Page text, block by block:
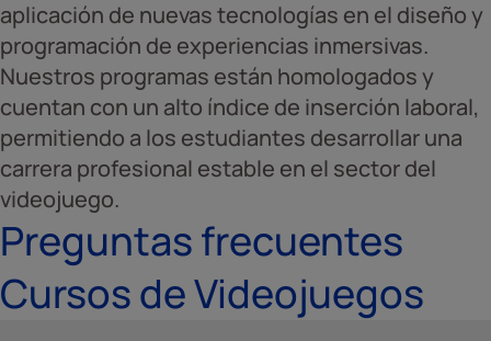
aplicación de nuevas tecnologías en el diseño y
programación de experiencias inmersivas.
Nuestros programas están homologados y
cuentan con un alto índice de inserción laboral,
permitiendo a los estudiantes desarrollar una
carrera profesional estable en el sector del
videojuego.
Preguntas frecuentes
Cursos de Videojuegos